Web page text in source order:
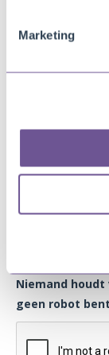
Marketing
Niemand
geen robot